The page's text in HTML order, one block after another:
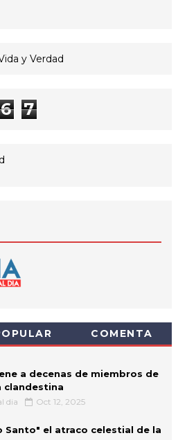
y Verdad
6 7
COMENTA
a decenas de miembros de
clandestina
dia Oct 12, 2025
Santo" el atraco celestial de la